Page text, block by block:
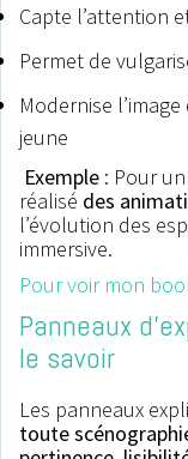
Capte l’attention
Permet de
Modernise
jeune
Exemple : Pour
réalisé des
l’évolution des
immersive.
Pour voir mon
Panneaux
le savoir
Les panneaux
toute